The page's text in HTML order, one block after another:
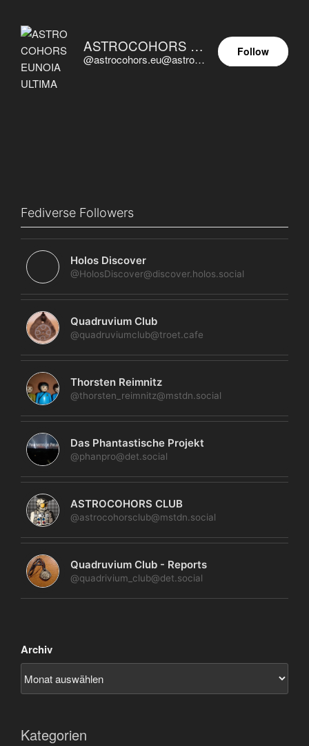
ASTROCOHORS EUNOIA ULTIMA
@astrocohors.eu@astrocohors.eu
Follow
Fediverse Followers
Holos Discover
@HolosDiscover@discover.holos.social
Quadruvium Club
@quadruviumclub@troet.cafe
Thorsten Reimnitz
@thorsten_reimnitz@mstdn.social
Das Phantastische Projekt
@phanpro@det.social
ASTROCOHORS CLUB
@astrocohorsclub@mstdn.social
Quadruvium Club - Reports
@quadrivium_club@det.social
Archiv
Kategorien